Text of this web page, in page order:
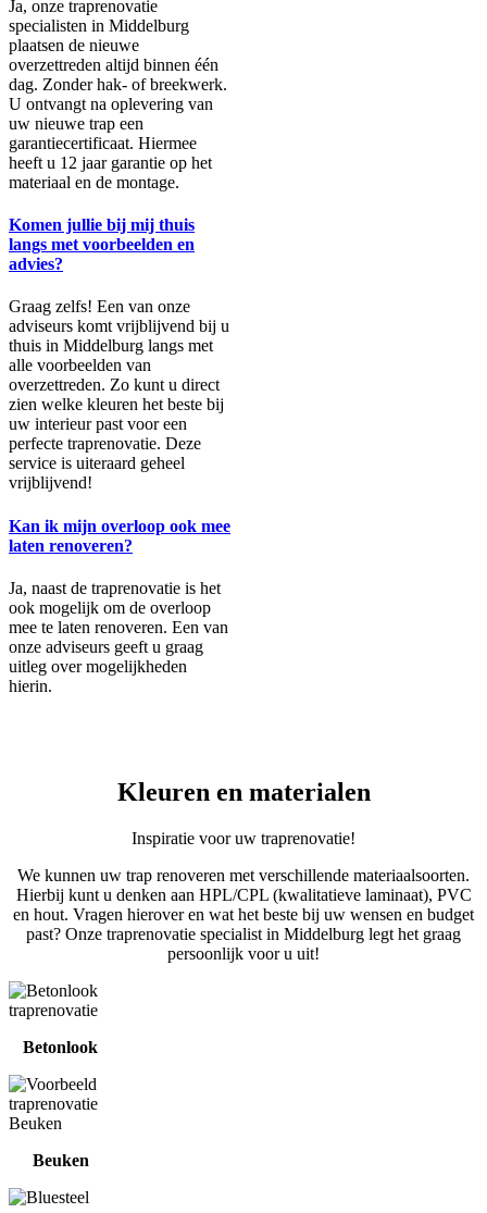
Ja, onze traprenovatie
specialisten in Middelburg
plaatsen de nieuwe
overzettreden altijd binnen één
dag. Zonder hak- of breekwerk.
U ontvangt na oplevering van
uw nieuwe trap een
garantiecertificaat. Hiermee
heeft u 12 jaar garantie op het
materiaal en de montage.
Komen jullie bij mij thuis
langs met voorbeelden en
advies?
Graag zelfs! Een van onze
adviseurs komt vrijblijvend bij u
thuis in Middelburg langs met
alle voorbeelden van
overzettreden. Zo kunt u direct
zien welke kleuren het beste bij
uw interieur past voor een
perfecte traprenovatie. Deze
service is uiteraard geheel
vrijblijvend!
Kan ik mijn overloop ook mee
laten renoveren?
Ja, naast de traprenovatie is het
ook mogelijk om de overloop
mee te laten renoveren. Een van
onze adviseurs geeft u graag
uitleg over mogelijkheden
hierin.
Kleuren en materialen
Inspiratie voor uw traprenovatie!
We kunnen uw trap renoveren met verschillende materiaalsoorten.
Hierbij kunt u denken aan HPL/CPL (kwalitatieve laminaat), PVC
en hout. Vragen hierover en wat het beste bij uw wensen en budget
past? Onze traprenovatie specialist in Middelburg legt het graag
persoonlijk voor u uit!
Betonlook
Beuken